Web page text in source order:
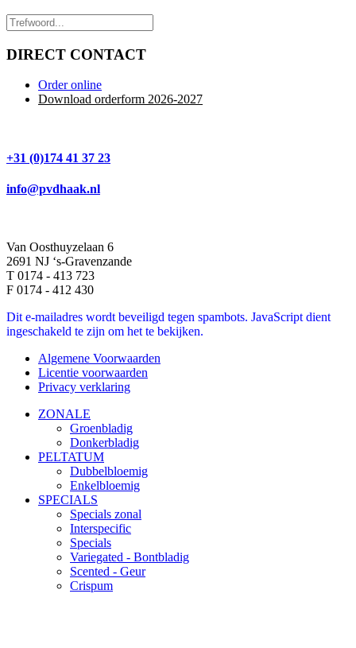
DIRECT CONTACT
Order online
Download orderform 2026-2027
+31 (0)174 41 37 23
info@pvdhaak.nl
Van Oosthuyzelaan 6
2691 NJ ‘s-Gravenzande
T 0174 - 413 723
F 0174 - 412 430
Dit e-mailadres wordt beveiligd tegen spambots. JavaScript dient
ingeschakeld te zijn om het te bekijken.
Algemene Voorwaarden
Licentie voorwaarden
Privacy verklaring
ZONALE
Groenbladig
Donkerbladig
PELTATUM
Dubbelbloemig
Enkelbloemig
SPECIALS
Specials zonal
Interspecific
Specials
Variegated - Bontbladig
Scented - Geur
Crispum